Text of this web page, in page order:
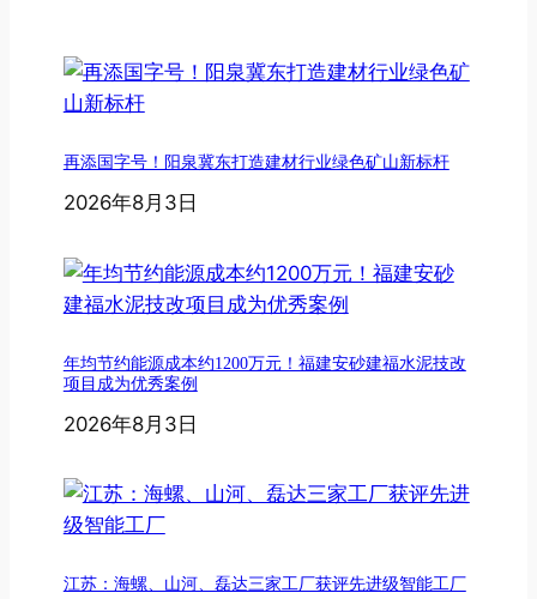
再添国字号！阳泉冀东打造建材行业绿色矿山新标杆
2026年8月3日
年均节约能源成本约1200万元！福建安砂建福水泥技改
项目成为优秀案例
2026年8月3日
江苏：海螺、山河、磊达三家工厂获评先进级智能工厂